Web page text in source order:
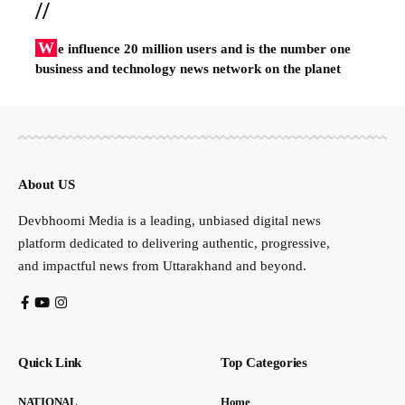
//
W e influence 20 million users and is the number one
business and technology news network on the planet
About US
Devbhoomi Media is a leading, unbiased digital news
platform dedicated to delivering authentic, progressive,
and impactful news from Uttarakhand and beyond.
Quick Link
NATIONAL
Top Categories
Home